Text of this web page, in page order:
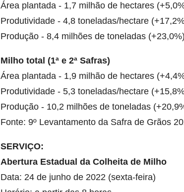
Área plantada - 1,7 milhão de hectares
Produtividade - 4,8 toneladas/hectare
Produção - 8,4 milhões de toneladas (+23,0%)
Milho total (1ª e 2ª Safras)
Área plantada - 1,9 milhão de hectares
Produtividade - 5,3 toneladas/hectare
Produção - 10,2 milhões de toneladas
Fonte: 9º Levantamento da Safra de Grãos
SERVIÇO:
Abertura Estadual da Colheita de Milho
Data: 24 de junho de 2022 (sexta-feira)